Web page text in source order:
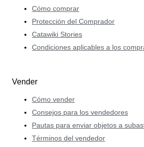
Cómo comprar
Protección del Comprador
Catawiki Stories
Condiciones aplicables a los
Vender
Cómo vender
Consejos para los vendedores
Pautas para enviar objetos a
Términos del vendedor